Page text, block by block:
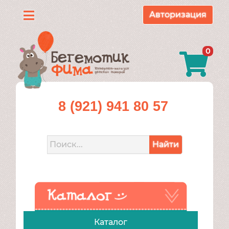
Каталог
О
нас
Доставка
Контакты
Авторизация
0
8 (921) 941 80 57
Найти
Каталог